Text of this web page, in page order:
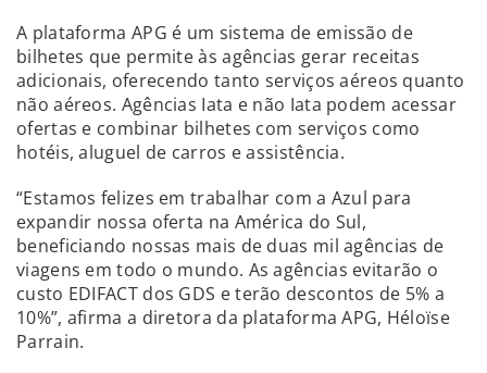
A plataforma APG é um sistema de emissão de
bilhetes que permite às agências gerar receitas
adicionais, oferecendo tanto serviços aéreos quanto
não aéreos. Agências Iata e não Iata podem acessar
ofertas e combinar bilhetes com serviços como
hotéis, aluguel de carros e assistência.
“Estamos felizes em trabalhar com a Azul para
expandir nossa oferta na América do Sul,
beneficiando nossas mais de duas mil agências de
viagens em todo o mundo. As agências evitarão o
custo EDIFACT dos GDS e terão descontos de 5% a
10%”, afirma a diretora da plataforma APG, Héloïse
Parrain.